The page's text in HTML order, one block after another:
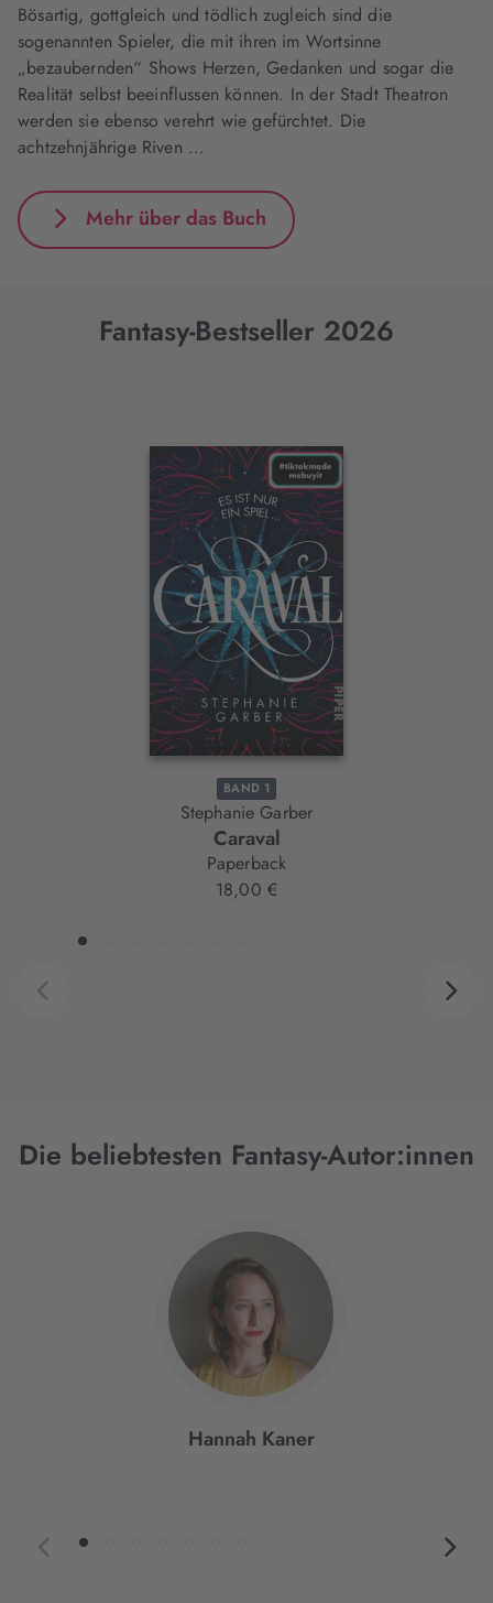
Bösartig, gottgleich und tödlich zugleich sind die
sogenannten Spieler, die mit ihren im Wortsinne
„bezaubernden“ Shows Herzen, Gedanken und sogar die
Realität selbst beeinflussen können. In der Stadt Theatron
werden sie ebenso verehrt wie gefürchtet. Die
achtzehnjährige Riven …
Mehr über das Buch
Fantasy-Bestseller 2026
Interaktives
BAND 1
Stephanie Garber
Caraval
Paperback
18,00 €
Die beliebtesten Fantasy-Autor:innen
Hannah Kaner